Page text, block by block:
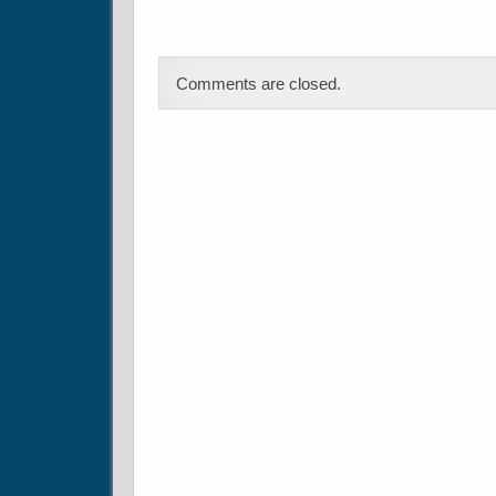
Comments are closed.